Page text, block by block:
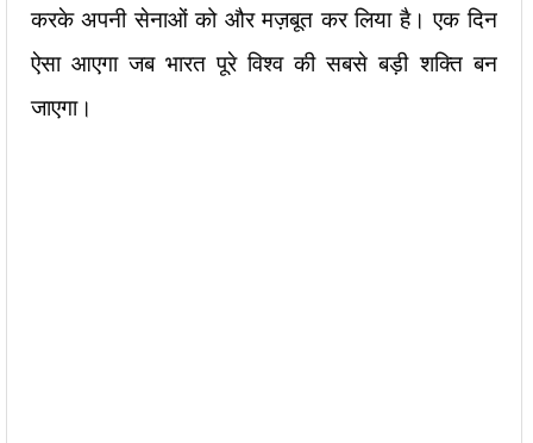
करके अपनी सेनाओं को और मज़बूत कर लिया है। एक दिन
ऐसा आएगा जब भारत पूरे विश्व की सबसे बड़ी शक्ति बन
जाएगा।